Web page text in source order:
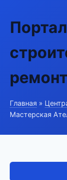
Главная »
Мастерская